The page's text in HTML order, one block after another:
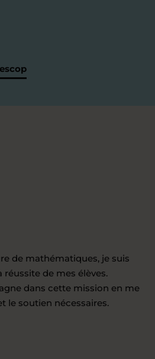
de mathématiques, je suis
de mes élèves.
dans cette mission en me
le soutien nécessaires.